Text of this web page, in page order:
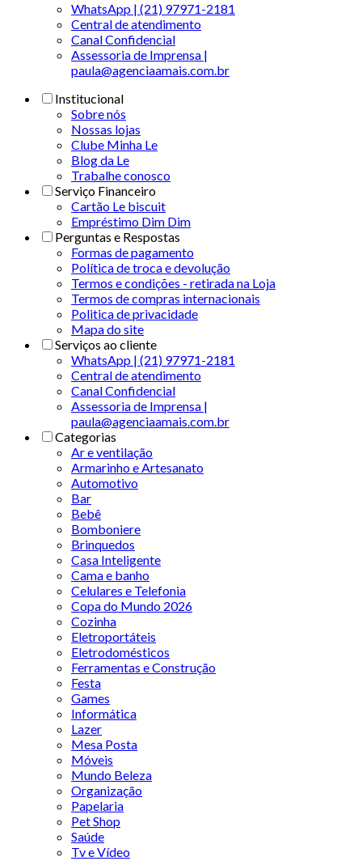
WhatsApp | (21) 97971-2181
Central de atendimento
Canal Confidencial
Assessoria de Imprensa |
paula@agenciaamais.com.br
Institucional
Sobre nós
Nossas lojas
Clube Minha Le
Blog da Le
Trabalhe conosco
Serviço Financeiro
Cartão Le biscuit
Empréstimo Dim Dim
Perguntas e Respostas
Formas de pagamento
Política de troca e devolução
Termos e condições - retirada na Loja
Termos de compras internacionais
Politica de privacidade
Mapa do site
Serviços ao cliente
WhatsApp | (21) 97971-2181
Central de atendimento
Canal Confidencial
Assessoria de Imprensa |
paula@agenciaamais.com.br
Categorias
Ar e ventilação
Armarinho e Artesanato
Automotivo
Bar
Bebê
Bomboniere
Brinquedos
Casa Inteligente
Cama e banho
Celulares e Telefonia
Copa do Mundo 2026
Cozinha
Eletroportáteis
Eletrodomésticos
Ferramentas e Construção
Festa
Games
Informática
Lazer
Mesa Posta
Móveis
Mundo Beleza
Organização
Papelaria
Pet Shop
Saúde
Tv e Vídeo